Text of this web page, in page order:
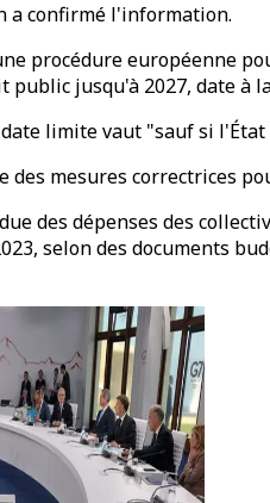
a confirmé l'information.
procédure européenne
public jusqu'à 2027, date à
limite vaut "sauf si
des mesures correctrices
des dépenses des
selon des documents